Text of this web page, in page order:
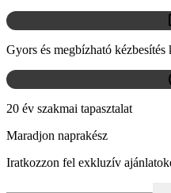
Gyors és megbízható
20 év szakmai tapasztalat
Maradjon naprakész
Iratkozzon fel exkluzív